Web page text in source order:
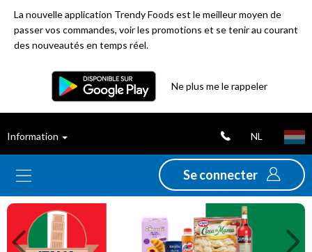
La nouvelle application Trendy Foods est le meilleur moyen de
passer vos commandes, voir les promotions et se tenir au courant
des nouveautés en temps réel.
Ne plus me le rappeler
Information NL
Se connecter
ventes
Nouveautés
Promotions
Previous